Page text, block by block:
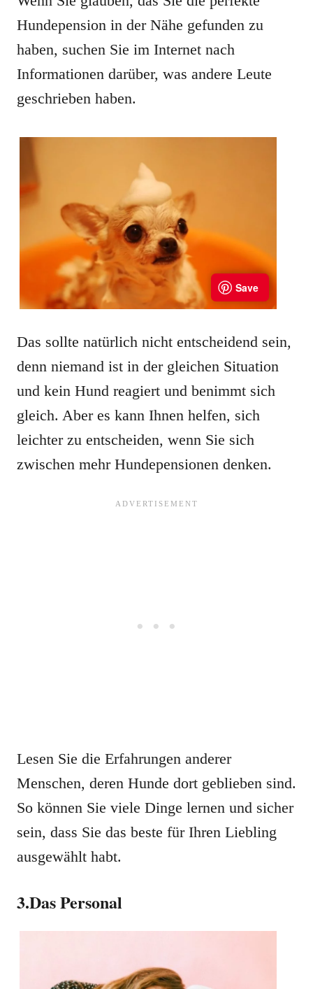
Hundepension in der Nähe gefunden zu
haben, suchen Sie im Internet nach
Informationen darüber, was andere Leute
geschrieben haben.
Das sollte natürlich nicht entscheidend sein,
denn niemand ist in der gleichen Situation
und kein Hund reagiert und benimmt sich
gleich. Aber es kann Ihnen helfen, sich
leichter zu entscheiden, wenn Sie sich
zwischen mehr Hundepensionen denken.
Lesen Sie die Erfahrungen anderer
Menschen, deren Hunde dort geblieben sind.
So können Sie viele Dinge lernen und sicher
sein, dass Sie das beste für Ihren Liebling
ausgewählt habt.
3.Das Personal